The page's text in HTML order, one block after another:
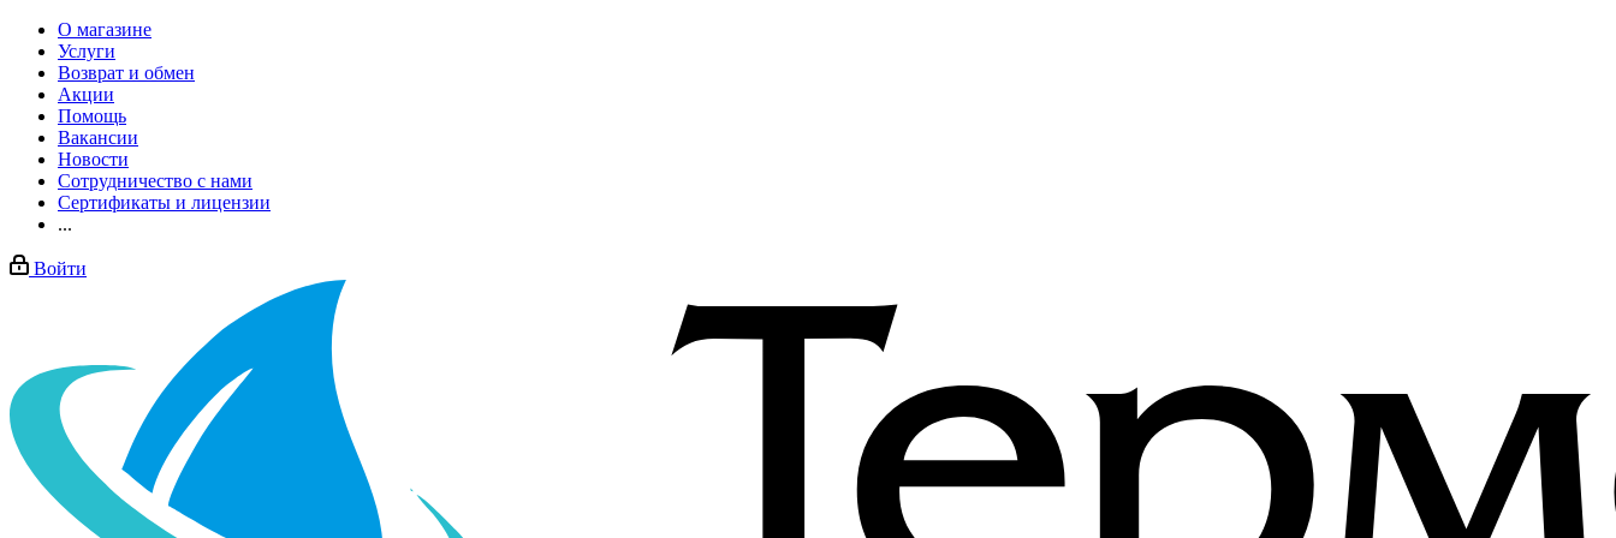
О магазине
Услуги
Возврат и обмен
Акции
Помощь
Вакансии
Новости
Сотрудничество с нами
Сертификаты и лицензии
...
Войти